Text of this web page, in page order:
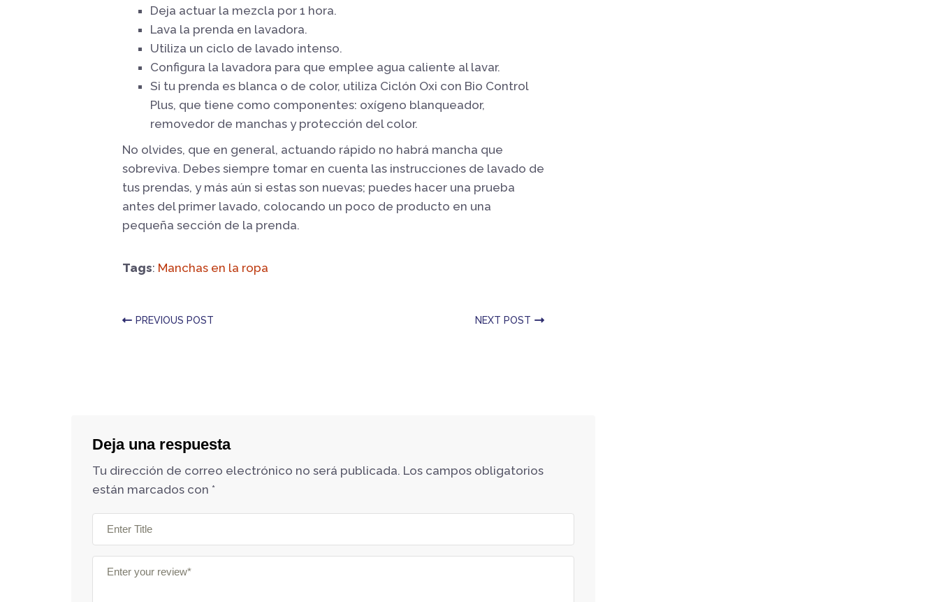
Deja actuar la mezcla por 1 hora.
Lava la prenda en lavadora.
Utiliza un ciclo de lavado intenso.
Configura la lavadora para que emplee agua caliente al lavar.
Si tu prenda es blanca o de color, utiliza Ciclón Oxi con Bio Control
Plus, que tiene como componentes: oxígeno blanqueador,
removedor de manchas y protección del color.
No olvides, que en general, actuando rápido no habrá mancha que
sobreviva. Debes siempre tomar en cuenta las instrucciones de lavado de
tus prendas, y más aún si estas son nuevas; puedes hacer una prueba
antes del primer lavado, colocando un poco de producto en una
pequeña sección de la prenda.
Tags: Manchas en la ropa
PREVIOUS POST NEXT POST
Deja una respuesta
Tu dirección de correo electrónico no será publicada. Los campos obligatorios
están marcados con *